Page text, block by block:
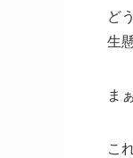
ど
生
ま
こ